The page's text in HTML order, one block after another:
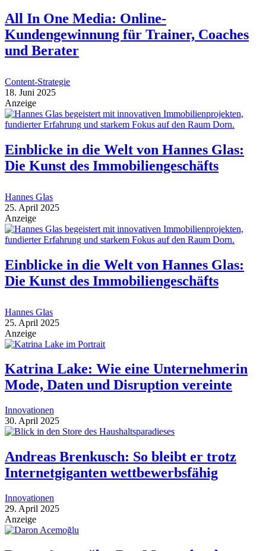
All In One Media: Online-
Kundengewinnung für Trainer, Coaches
und Berater
Content-Strategie
18. Juni 2025
Anzeige
Einblicke in die Welt von Hannes Glas:
Die Kunst des Immobiliengeschäfts
Hannes Glas
25. April 2025
Anzeige
Einblicke in die Welt von Hannes Glas:
Die Kunst des Immobiliengeschäfts
Hannes Glas
25. April 2025
Anzeige
Katrina Lake: Wie eine Unternehmerin
Mode, Daten und Disruption vereinte
Innovationen
30. April 2025
Andreas Brenkusch: So bleibt er trotz
Internetgiganten wettbewerbsfähig
Innovationen
29. April 2025
Anzeige